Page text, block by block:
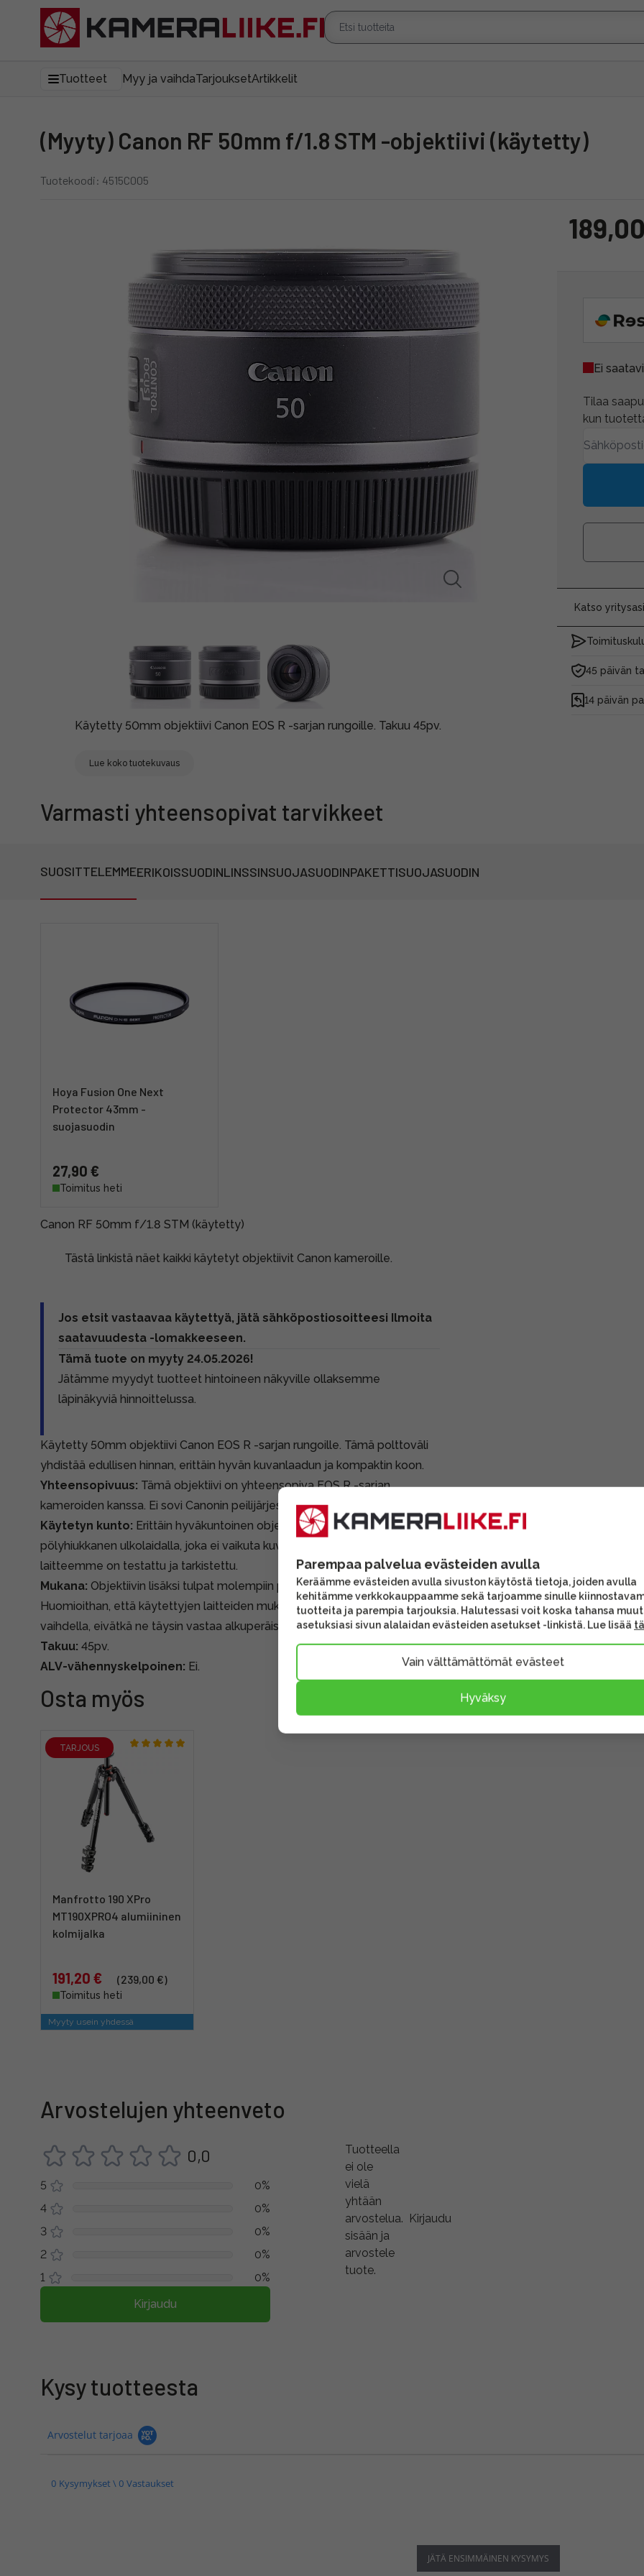
Tuotteet Myy ja vaihdaTarjouksetArtikkelit
(Myyty) Canon RF 50mm f/1.8 STM -objektiivi (käytetty)
Tuotekoodi: 4515C005
Käytetty 50mm objektiivi Canon EOS R -sarjan rungoille. Takuu 45pv.
Lue koko tuotekuvaus
Ei
Tilaa
kun
Katso
45 päivän
14 päivän
Varmasti yhteensopivat tarvikkeet
SUOSITTELEMMEERIKOISSUODINLINSSINSUOJASUODINPAKETTISUOJASUODIN
Hoya Fusion One Next
Protector 43mm -
suojasuodin
27,90 €
Toimitus heti
Canon RF 50mm f/1.8 STM (käytetty)
Tästä linkistä näet kaikki käytetyt objektiivit Canon kameroille.
Jos etsit vastaavaa käytettyä, jätä sähköpostiosoitteesi Ilmoita
saatavuudesta -lomakkeeseen.
Tämä tuote on myyty 24.05.2026!
Jätämme myydyt tuotteet hintoineen näkyville ollaksemme
läpinäkyviä hinnoittelussa.
Käytetty 50mm objektiivi Canon EOS R -sarjan rungoille. Tämä polttoväli
yhdistää edullisen hinnan, erittäin hyvän kuvanlaadun ja kompaktin koon.
Yhteensopivuus: Tämä objektiivi on yhteensopiva EOS R -sarjan
kameroiden kanssa. Ei sovi Canonin peilijärjestelmäkameroille.
Käytetyn kunto: Erittäin hyväkuntoinen objektiivi. Etulinssin alla on pieni
pölyhiukkanen ulkolaidalla, joka ei vaikuta kuvanlaatuun. Kaikki käytetyt
laitteemme on testattu ja tarkistettu.
Mukana: Objektiivin lisäksi tulpat molempiin päihin ja vastavalosuoja.
Huomioithan, että käytettyjen laitteiden mukana tulevat lisävarusteet voivat
vaihdella, eivätkä ne täysin vastaa alkuperäispakkauksen sisältöä.
Takuu: 45pv.
ALV-vähennyskelpoinen: Ei.
Osta myös
TARJOUS
Manfrotto 190 XPro
MT190XPRO4 alumiininen
kolmijalka
191,20 € (239,00 €)
Toimitus heti
Myyty usein yhdessä
Arvostelujen yhteenveto
0,0
5
0%
4
0%
3
0%
2
0%
1
0%
Kirjaudu
Tuotteella
ei ole
vielä
yhtään
arvostelua. Kirjaudu
sisään ja
arvostele
tuote.
Kysy tuotteesta
Arvostelut tarjoaa
0 Kysymykset \ 0 Vastaukset
JÄTÄ ENSIMMÄINEN KYSYMYS
Parempaa palvelua evästeiden avulla
Keräämme evästeiden avulla sivuston käytöstä tietoja, joiden avulla
kehitämme verkkokauppaamme sekä tarjoamme sinulle
tuotteita ja parempia tarjouksia. Halutessasi voit koska tahansa
asetuksiasi sivun alalaidan evästeiden asetukset -linkistä. Lue lisää
Vain välttämättömät evästeet
Hyväksy